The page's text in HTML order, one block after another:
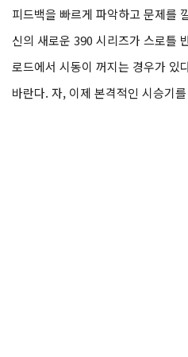
피드백을 빠르게 파악하고 문제를
신의 새로운 390 시리즈가 스로틀
로드에서 시동이 꺼지는 경우가 있
바란다. 자, 이제 본격적인 시승기